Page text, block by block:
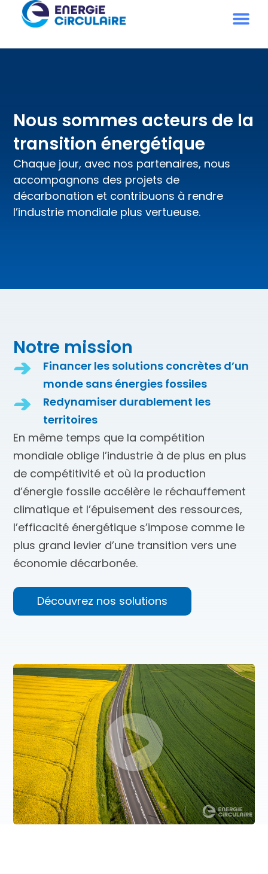
Nous sommes acteurs de la
transition énergétique
Chaque jour, avec nos partenaires, nous
accompagnons des projets de
décarbonation et contribuons à rendre
l’industrie mondiale plus vertueuse.
Notre mission
Financer les solutions concrètes d’un
monde sans énergies fossiles
Redynamiser durablement les
territoires
En même temps que la compétition
mondiale oblige l’industrie à de plus en plus
de compétitivité et où la production
d’énergie fossile accélère le réchauffement
climatique et l’épuisement des ressources,
l’efficacité énergétique s’impose comme le
plus grand levier d’une transition vers une
économie décarbonée.
Découvrez nos solutions